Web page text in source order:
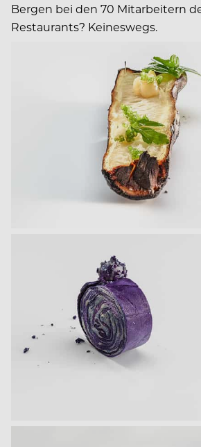
Bergen bei den 70 Mitarbeitern
Restaurants? Keineswegs.